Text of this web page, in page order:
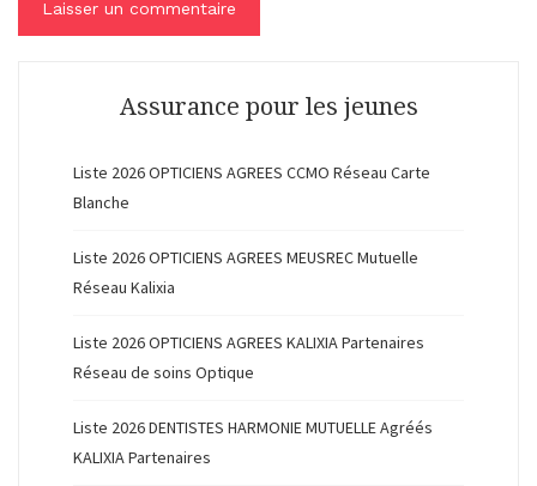
Assurance pour les jeunes
Liste 2026 OPTICIENS AGREES CCMO Réseau Carte
Blanche
Liste 2026 OPTICIENS AGREES MEUSREC Mutuelle
Réseau Kalixia
Liste 2026 OPTICIENS AGREES KALIXIA Partenaires
Réseau de soins Optique
Liste 2026 DENTISTES HARMONIE MUTUELLE Agréés
KALIXIA Partenaires